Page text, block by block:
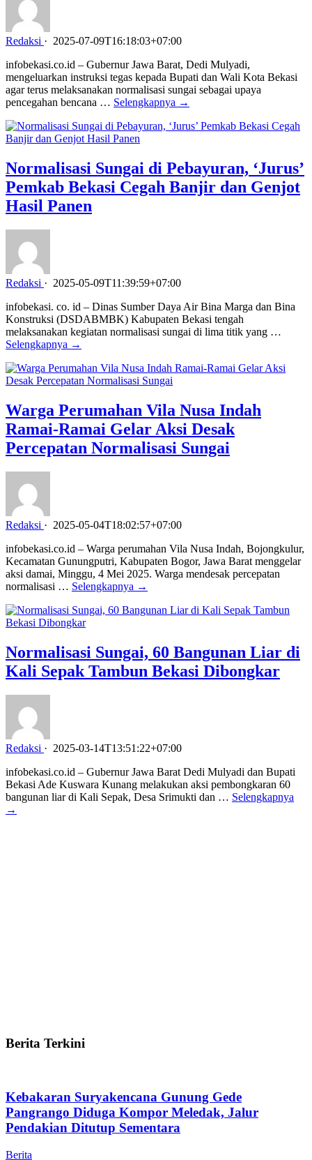
Redaksi · 2025-07-09T16:18:03+07:00
infobekasi.co.id – Gubernur Jawa Barat, Dedi Mulyadi,
mengeluarkan instruksi tegas kepada Bupati dan Wali Kota Bekasi
agar terus melaksanakan normalisasi sungai sebagai upaya
pencegahan bencana … Selengkapnya →
Normalisasi Sungai di Pebayuran, ‘Jurus’
Pemkab Bekasi Cegah Banjir dan Genjot
Hasil Panen
Redaksi · 2025-05-09T11:39:59+07:00
infobekasi. co. id – Dinas Sumber Daya Air Bina Marga dan Bina
Konstruksi (DSDABMBK) Kabupaten Bekasi tengah
melaksanakan kegiatan normalisasi sungai di lima titik yang …
Selengkapnya →
Warga Perumahan Vila Nusa Indah
Ramai-Ramai Gelar Aksi Desak
Percepatan Normalisasi Sungai
Redaksi · 2025-05-04T18:02:57+07:00
infobekasi.co.id – Warga perumahan Vila Nusa Indah, Bojongkulur,
Kecamatan Gunungputri, Kabupaten Bogor, Jawa Barat menggelar
aksi damai, Minggu, 4 Mei 2025. Warga mendesak percepatan
normalisasi … Selengkapnya →
Normalisasi Sungai, 60 Bangunan Liar di
Kali Sepak Tambun Bekasi Dibongkar
Redaksi · 2025-03-14T13:51:22+07:00
infobekasi.co.id – Gubernur Jawa Barat Dedi Mulyadi dan Bupati
Bekasi Ade Kuswara Kunang melakukan aksi pembongkaran 60
bangunan liar di Kali Sepak, Desa Srimukti dan … Selengkapnya
→
Berita Terkini
Kebakaran Suryakencana Gunung Gede
Pangrango Diduga Kompor Meledak, Jalur
Pendakian Ditutup Sementara
Berita